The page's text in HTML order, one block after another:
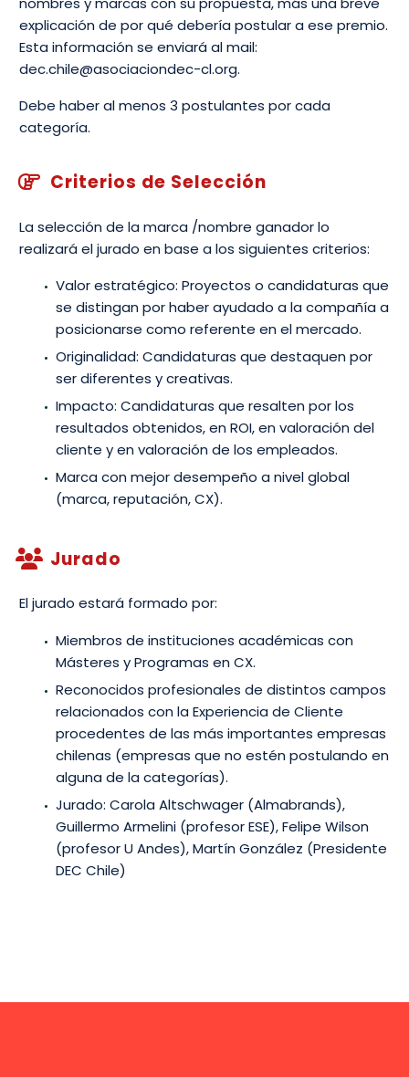
explicación de por qué debería postular a ese premio.
Esta información se enviará al mail:
dec.chile@asociaciondec-cl.org.
Debe haber al menos 3 postulantes por cada
categoría.

 Criterios de Selección
La selección de la marca /nombre ganador lo
realizará el jurado en base a los siguientes criterios:
Valor estratégico: Proyectos o candidaturas que
se distingan por haber ayudado a la compañía a
posicionarse como referente en el mercado.
Originalidad: Candidaturas que destaquen por
ser diferentes y creativas.
Impacto: Candidaturas que resalten por los
resultados obtenidos, en ROI, en valoración del
cliente y en valoración de los empleados.
Marca con mejor desempeño a nivel global
(marca, reputación, CX).

 Jurado
El jurado estará formado por:
Miembros de instituciones académicas con
Másteres y Programas en CX.
Reconocidos profesionales de distintos campos
relacionados con la Experiencia de Cliente
procedentes de las más importantes empresas
chilenas (empresas que no estén postulando en
alguna de la categorías).
Jurado: Carola Altschwager (Almabrands),
Guillermo Armelini (profesor ESE), Felipe Wilson
(profesor U Andes), Martín González (Presidente
DEC Chile)